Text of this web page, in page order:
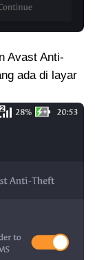
Avast Anti-
ada di layar